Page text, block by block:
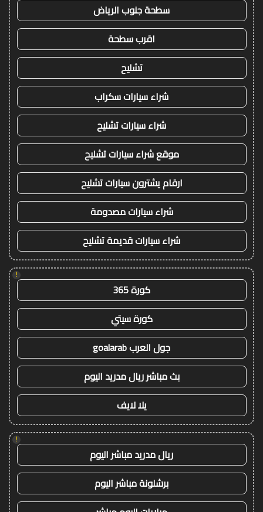
سطحة جنوب الرياض
اقرب سطحة
تشليح
شراء سيارات سكراب
شراء سيارات تشليح
موقع شراء سيارات تشليح
ارقام يشترون سيارات تشليح
شراء سيارات مصدومة
شراء سيارات قديمة تشليح
!
كورة 365
كورة سيتي
جول العرب goalarab
بث مباشر ريال مدريد اليوم
يلا لايف
!
ريال مدريد مباشر اليوم
برشلونة مباشر اليوم